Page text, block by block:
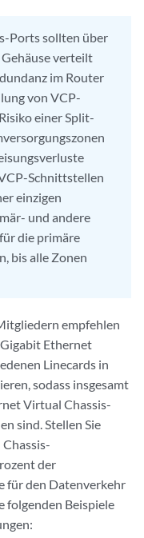
Ports sollten über
verteilt
im Router
von VCP-
einer Split-
Schnittstellen
einzigen
und andere
die primäre
bis alle Zonen
empfehlen
Ethernet
Linecards in
sodass insgesamt
Virtual Chassis-
sind. Stellen Sie
der
für den Datenverkehr
folgenden Beispiele